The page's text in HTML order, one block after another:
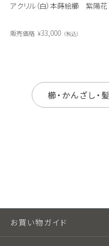
アクリル（白）本蒔絵櫛 紫陽花
販売価格 ¥33,000 税込
櫛・かんざし
お買い物ガイド